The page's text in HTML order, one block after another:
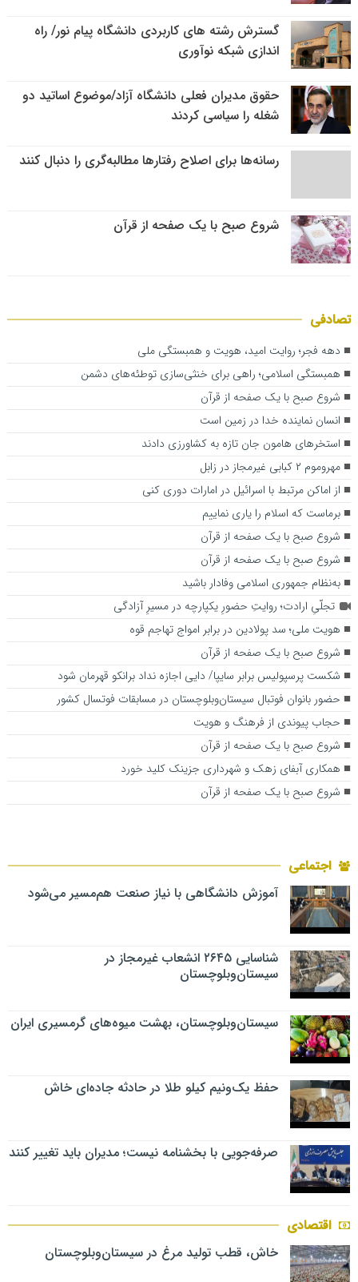
گسترش رشته های کاربردی دانشگاه پیام نور/ راه
اندازی شبکه نوآوری
حقوق مدیران فعلی دانشگاه آزاد/موضوع اساتید دو
شغله را سیاسی کردند
رسانه‌ها برای اصلاح رفتارها مطالبه‌گری را دنبال کنند
شروع صبح با یک صفحه از قرآن
تصادفی
دهه فجر؛ روایت امید، هویت و همبستگی ملی
همبستگی اسلامی؛ راهی برای خنثی‌سازی توطئه‌های دشمن
شروع صبح با یک صفحه از قرآن
انسان نماینده خدا در زمین است
استخرهای هامون جان تازه به کشاورزی دادند
مهروموم ۲ کبابی غیرمجاز در زابل
از اماکن مرتبط با اسرائیل در امارات دوری کنی
برماست که اسلام را یاری نماییم
شروع صبح با یک صفحه از قرآن
شروع صبح با یک صفحه از قرآن
به‌نظام جمهوری اسلامی وفادار باشید
تجلّیِ ارادت؛ روایتِ حضورِ یکپارچه در مسیرِ آزادگی
هویت ملی؛ سد پولادین در برابر امواج تهاجم قوه
شروع صبح با یک صفحه از قرآن
شکست پرسپولیس برابر سایپا/ دایی اجازه نداد برانکو قهرمان شود
حضور بانوان فوتبال سیستان‌وبلوچستان در مسابقات فوتسال کشور
حجاب پیوندی از فرهنگ و هویت
شروع صبح با یک صفحه از قرآن
همکاری آبفای زهک و شهرداری جزینک کلید خورد
شروع صبح با یک صفحه از قرآن
اجتماعی
آموزش دانشگاهی با نیاز صنعت هم‌مسیر می‌شود
شناسایی ۲۶۴۵ انشعاب غیرمجاز در
سیستان‌وبلوچستان
سیستان‌وبلوچستان، بهشت میوه‌های گرمسیری ایران
حفظ یک‌ونیم کیلو طلا در حادثه جاده‌ای خاش
صرفه‌جویی با بخشنامه نیست؛ مدیران باید تغییر کنند
اقتصادی
خاش، قطب تولید مرغ در سیستان‌وبلوچستان